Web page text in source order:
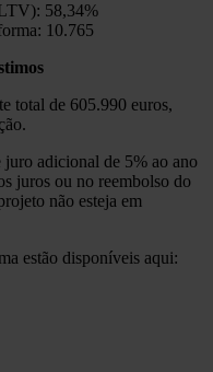
58,34%
10.765
total de 605.990 euros,
adicional de 5% ao ano
juros ou no reembolso do
não esteja em
estão disponíveis aqui: